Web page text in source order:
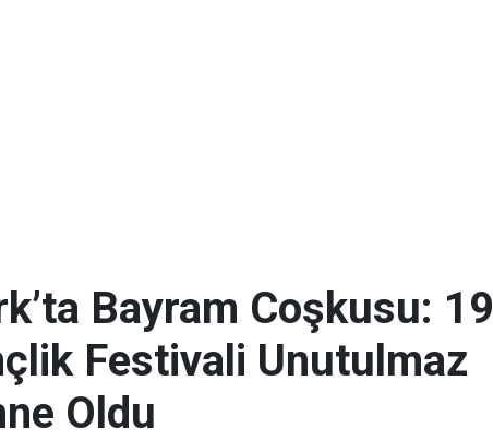
Bayram Coşkusu: 19
Festivali Unutulmaz
Oldu